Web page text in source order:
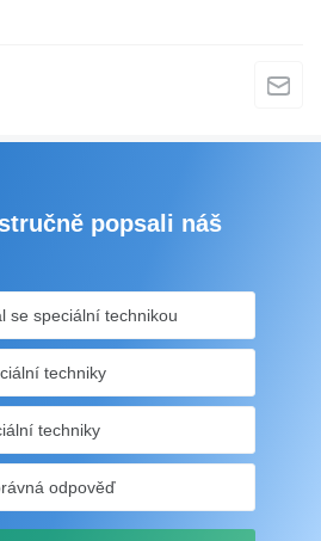
popsali náš
se speciální technikou
techniky
techniky
odpověď